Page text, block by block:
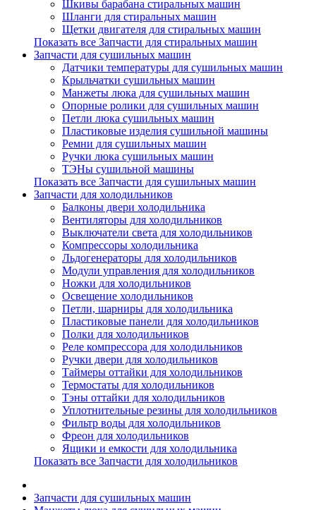
Шкивы барабана стиральных машин
Шланги для стиральных машин
Щетки двигателя для стиральных машин
Показать все Запчасти для стиральных машин
Запчасти для сушильных машин
Датчики температуры для сушильных машин
Крыльчатки сушильных машин
Манжеты люка для сушильных машин
Опорные ролики для сушильных машин
Петли люка сушильных машин
Пластиковые изделия сушильной машины
Ремни для сушильных машин
Ручки люка сушильных машин
ТЭНы сушильной машины
Показать все Запчасти для сушильных машин
Запчасти для холодильников
Балконы двери холодильника
Вентиляторы для холодильников
Выключатели света для холодильников
Компрессоры холодильника
Льдогенераторы для холодильников
Модули управления для холодильников
Ножки для холодильников
Освещение холодильников
Петли, шарниры для холодильника
Пластиковые панели для холодильников
Полки для холодильников
Реле компрессора для холодильников
Ручки двери для холодильников
Таймеры оттайки для холодильников
Термостаты для холодильников
Тэны оттайки для холодильников
Уплотнительные резины для холодильников
Фильтр воды для холодильников
Фреон для холодильников
Ящики и емкости для холодильника
Показать все Запчасти для холодильников
Запчасти для сушильных машин